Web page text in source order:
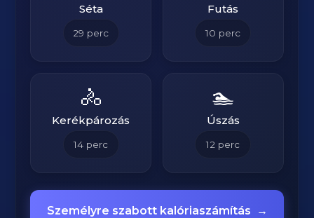
Séta
29 perc
Futás
10 perc
🚴
Kerékpározás
14 perc
🏊
Úszás
12 perc
Személyre szabott kalóriaszámítás →